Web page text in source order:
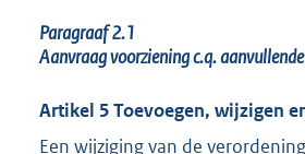
Paragraaf 2.1
Aanvraag voorziening c.q.
Artikel 5Toevoegen, wijzigen
Een wijziging van de